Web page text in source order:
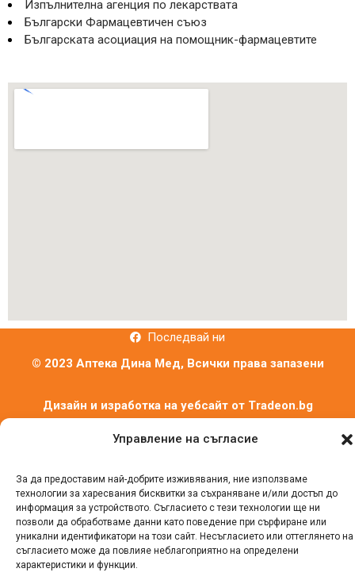
Управление на съгласие
За да предоставим най-добрите изживявания, ние използваме
технологии за харесвания бисквитки за съхраняване и/или достъп до
информация за устройството. Съгласието с тези технологии ще ни
позволи да обработваме данни като поведение при сърфиране или
уникални идентификатори на този сайт. Несъгласието или оттеглянето на
съгласието може да повлияе неблагоприятно на определени
характеристики и функции.
Изпълнителна агенция по лекарствата
Български Фармацевтичен съюз
Българската асоциация на помощник-фармацевтите
Последвай ни
© 2023 Аптека Дина Мед, Всички права запазени
Дизайн и изработка на уебсайт от Tradeon.bg